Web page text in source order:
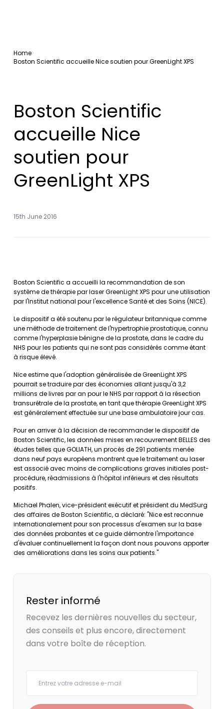
Home
Boston Scientific accueille Nice soutien pour GreenLight XPS
Boston Scientific
accueille Nice
soutien pour
GreenLight XPS
15th June 2016
Boston Scientific a accueilli la recommandation de son
système de thérapie par laser GreenLight XPS pour une utilisation
par l'Institut national pour l'excellence Santé et des Soins (NICE).
Le dispositif a été soutenu par le régulateur britannique comme
une méthode de traitement de l'hypertrophie prostatique, connu
comme l'hyperplasie bénigne de la prostate, dans le cadre du
NHS pour les patients qui ne sont pas considérés comme étant
à risque élevé.
Nice estime que l'adoption généralisée de GreenLight XPS
pourrait se traduire par des économies allant jusqu'à 3,2
millions de livres par an pour le NHS par rapport à la résection
transurétrale de la prostate, en tant que thérapie GreenLight XPS
est généralement effectuée sur une base ambulatoire jour cas.
Pour en arriver à la décision de recommander le dispositif de
Boston Scientific, les données mises en recouvrement BELLES des
études telles que GOLIATH, un procès de 291 patients menée
dans neuf pays européens montrent que le traitement au laser
est associé avec moins de complications graves initiales post-
procédure, réadmissions à l'hôpital inférieurs et des résultats
positifs.
Michael Phalen, vice-président exécutif et président du MedSurg
des affaires de Boston Scientific, a déclaré: "Nice est reconnue
internationalement pour son processus d'examen sur la base
des données probantes et ce guide démontre l'importance
d'évaluer continuellement la façon dont nous pouvons apporter
des améliorations dans les soins aux patients."
Rester informé
Recevez les dernières nouvelles du secteur,
des conseils et plus encore, directement
dans votre boîte de réception.